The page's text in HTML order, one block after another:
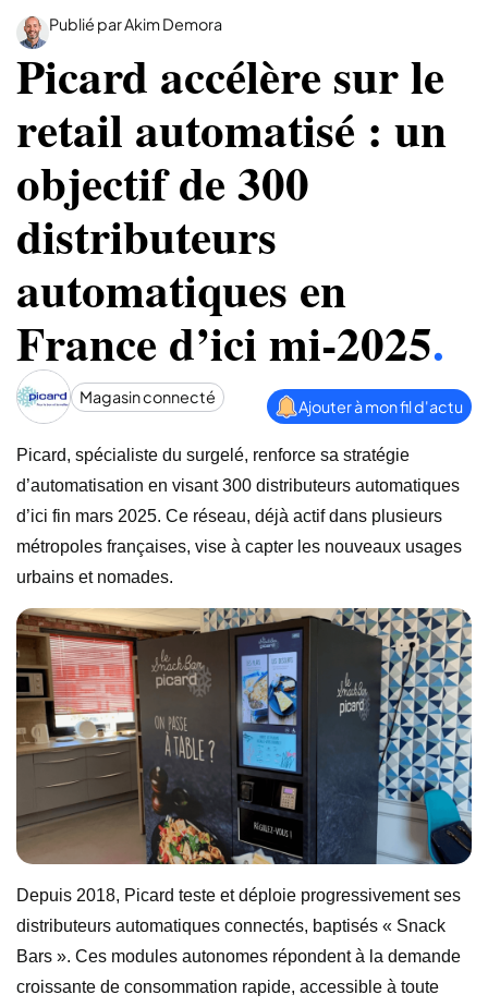
Publié par Akim Demora
Picard accélère sur le
retail automatisé : un
objectif de 300
distributeurs
automatiques en
France d’ici mi-2025.
Magasin connecté Ajouter à mon fil d'actu
Picard, spécialiste du surgelé, renforce sa stratégie
d’automatisation en visant 300 distributeurs automatiques
d’ici fin mars 2025. Ce réseau, déjà actif dans plusieurs
métropoles françaises, vise à capter les nouveaux usages
urbains et nomades.
Depuis 2018, Picard teste et déploie progressivement ses
distributeurs automatiques connectés, baptisés « Snack
Bars ». Ces modules autonomes répondent à la demande
croissante de consommation rapide, accessible à toute